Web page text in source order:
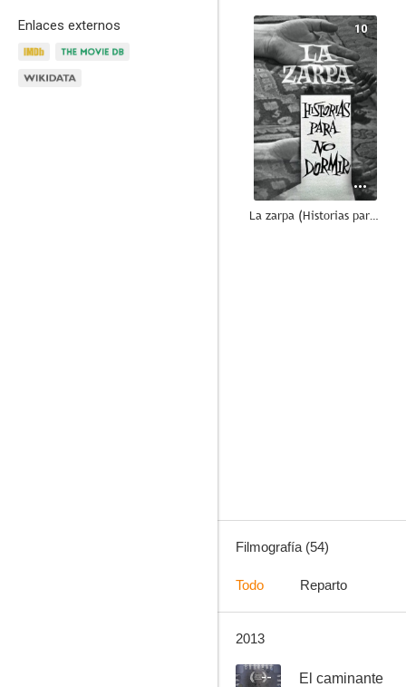
Enlaces externos 10
La zarpa (Historias para no dormir)
Filmografía (54)
Todo Reparto
2013
-- El caminante